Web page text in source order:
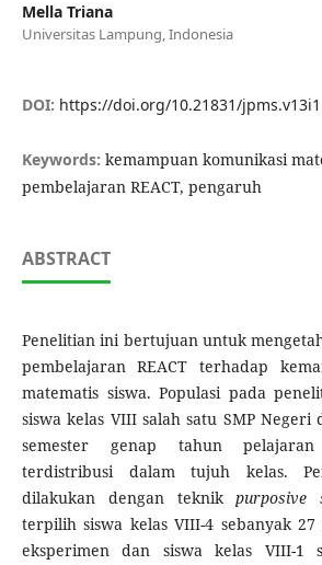
Mella Triana
Universitas Lampung, Indonesia
DOI: https://doi.org/10.21831/
Keywords: kemampuan komunikasi
pembelajaran REACT, pengaruh
ABSTRACT
Penelitian ini bertujuan untuk
pembelajaran REACT terhadap
matematis siswa. Populasi pada
siswa kelas VIII salah satu SMP
semester genap tahun
terdistribusi dalam tujuh kelas.
dilakukan dengan teknik
terpilih siswa kelas VIII-4 sebanyak 27
eksperimen dan siswa kelas VIII-1